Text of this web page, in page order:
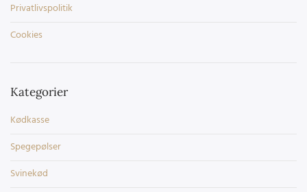
Privatlivspolitik
Cookies
Kategorier
Kødkasse
Spegepølser
Svinekød